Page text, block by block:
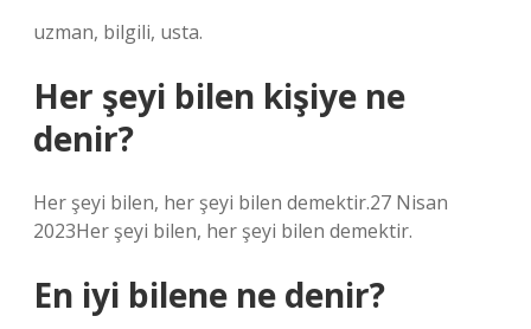
uzman, bilgili, usta.
Her şeyi bilen kişiye ne
denir?
Her şeyi bilen, her şeyi bilen demektir.27 Nisan
2023Her şeyi bilen, her şeyi bilen demektir.
En iyi bilene ne denir?